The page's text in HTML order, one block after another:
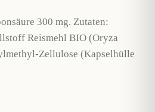
300 mg. Zutaten:
Reismehl BIO (Oryza
Zellulose (Kapselhülle